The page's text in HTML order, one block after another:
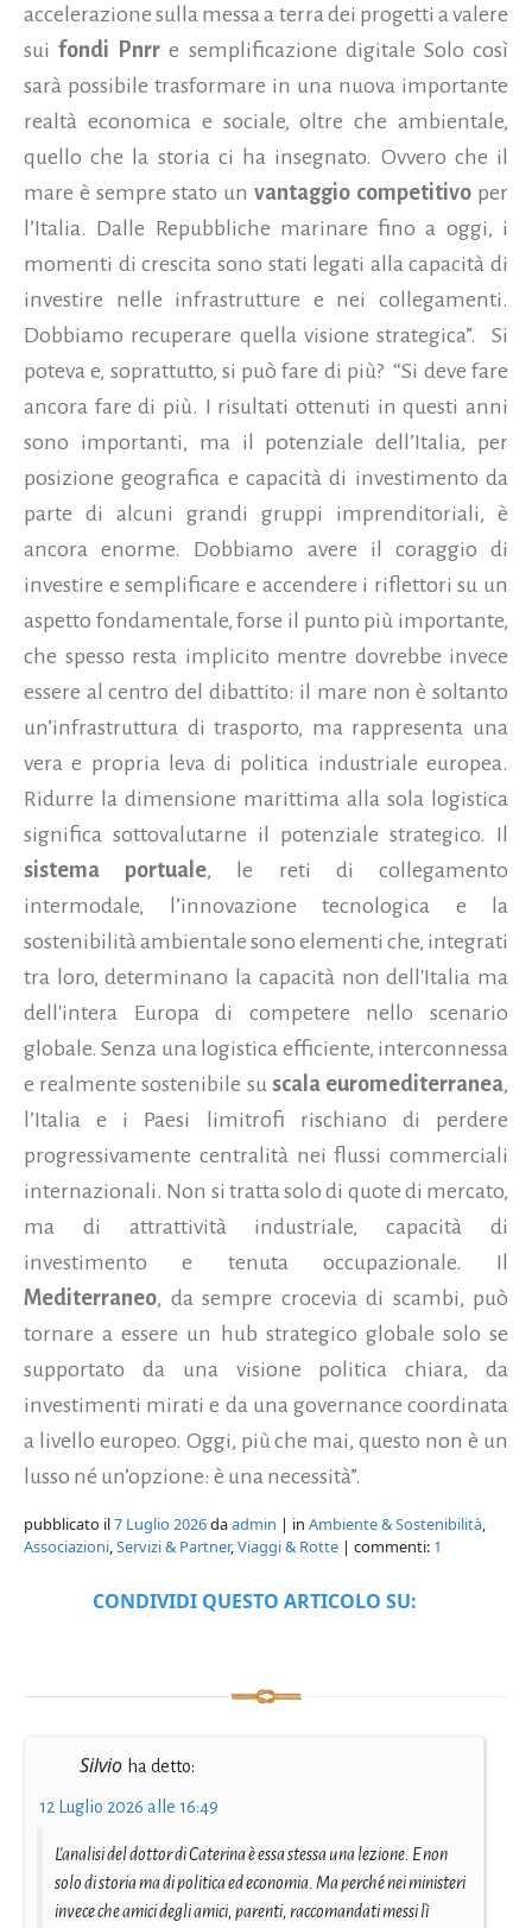
accelerazione sulla messa a terra dei progetti a valere
suifondi Pnrr e semplificazione digitale Solo così
sarà possibile trasformare in una nuova importante
realtà economica e sociale, oltre che ambientale,
quello che la storia ci ha insegnato. Ovvero che il
mare è sempre stato un vantaggio competitivo per
l’Italia. Dalle Repubbliche marinare fino a oggi, i
momenti di crescita sono stati legati alla capacità di
investire nelle infrastrutture e nei collegamenti.
Dobbiamo recuperare quella visione strategica”. Si
poteva e, soprattutto, si può fare di più? “Si deve fare
ancora fare di più. I risultati ottenuti in questi anni
sono importanti, ma il potenziale dell’Italia, per
posizione geografica e capacità di investimento da
parte di alcuni grandi gruppi imprenditoriali, è
ancora enorme. Dobbiamo avere il coraggio di
investire e semplificare e accendere i riflettori su un
aspetto fondamentale, forse il punto più importante,
che spesso resta implicito mentre dovrebbe invece
essere al centro del dibattito: il mare non è soltanto
un’infrastruttura di trasporto, ma rappresenta una
vera e propria leva di politica industriale europea.
Ridurre la dimensione marittima alla sola logistica
significa sottovalutarne il potenziale strategico. Il
sistema portuale, le reti di collegamento
intermodale, l’innovazione tecnologica e la
sostenibilità ambientale sono elementi che, integrati
tra loro, determinano la capacità non dell'Italia ma
dell'intera Europa di competere nello scenario
globale. Senza una logistica efficiente, interconnessa
e realmente sostenibile su scala euromediterranea,
l’Italia e i Paesi limitrofi rischiano di perdere
progressivamente centralità nei flussi commerciali
internazionali. Non si tratta solo di quote di mercato,
ma di attrattività industriale, capacità di
investimento e tenuta occupazionale. Il
Mediterraneo, da sempre crocevia di scambi, può
tornare a essere un hub strategico globale solo se
supportato da una visione politica chiara, da
investimenti mirati e da una governance coordinata
a livello europeo. Oggi, più che mai, questo non è un
lusso né un’opzione: è una necessità”.
pubblicato il7 Luglio 2026daadmin | in Ambiente & Sostenibilità,
Associazioni,Servizi & Partner,Viaggi & Rotte | commenti: 1
CONDIVIDI QUESTO ARTICOLO SU:
Silvio ha detto:
12 Luglio 2026 alle 16:49
L'analisi del dottor di Caterina è essa stessa una lezione. E non
solo di storia ma di politica ed economia. Ma perché nei ministeri
invece che amici degli amici, parenti, raccomandati messi lì